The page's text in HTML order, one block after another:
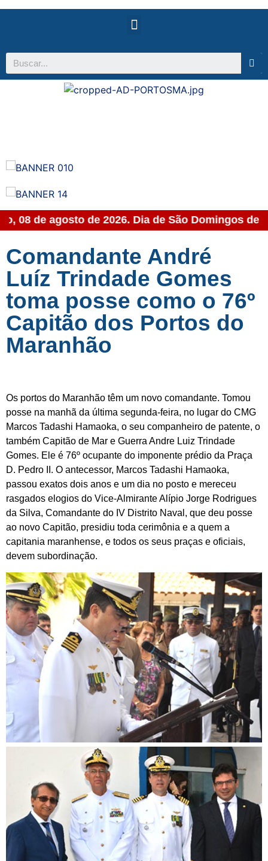
08 de agosto de 2026. Dia de São Domingos de
Comandante André
Luíz Trindade Gomes
toma posse como o 76º
Capitão dos Portos do
Maranhão
Os portos do Maranhão têm um novo comandante. Tomou
posse na manhã da última segunda-feira, no lugar do CMG
Marcos Tadashi Hamaoka, o seu companheiro de patente, o
também Capitão de Mar e Guerra Andre Luiz Trindade
Gomes. Ele é 76º ocupante do imponente prédio da Praça
D. Pedro II. O antecessor, Marcos Tadashi Hamaoka,
passou exatos dois anos e um dia no posto e mereceu
rasgados elogios do Vice-Almirante Alípio Jorge Rodrigues
da Silva, Comandante do IV Distrito Naval, que deu posse
ao novo Capitão, presidiu toda cerimônia e a quem a
capitania maranhense, e todos os seus praças e oficiais,
devem subordinação.